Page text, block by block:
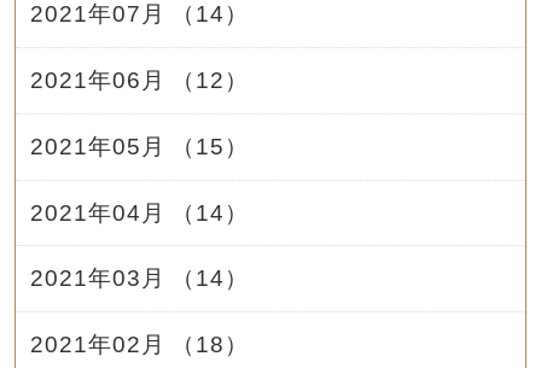
2021年07月 （14）
2021年06月 （12）
2021年05月 （15）
2021年04月 （14）
2021年03月 （14）
2021年02月 （18）